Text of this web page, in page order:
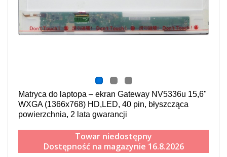
Matryca do laptopa – ekran Gateway NV5336u 15,6"
WXGA (1366x768) HD,LED, 40 pin, błyszcząca
powierzchnia, 2 lata gwarancji
Towar niedostępny
Dostępność na magazynie 16.8.2026